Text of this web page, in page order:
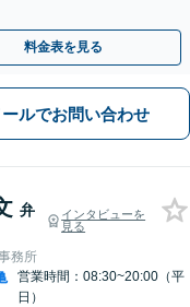
料金表を見る
ールでお問い合わせ
弁
インタビューを
見る
務所
営業時間：08:30~20:00（平
日）